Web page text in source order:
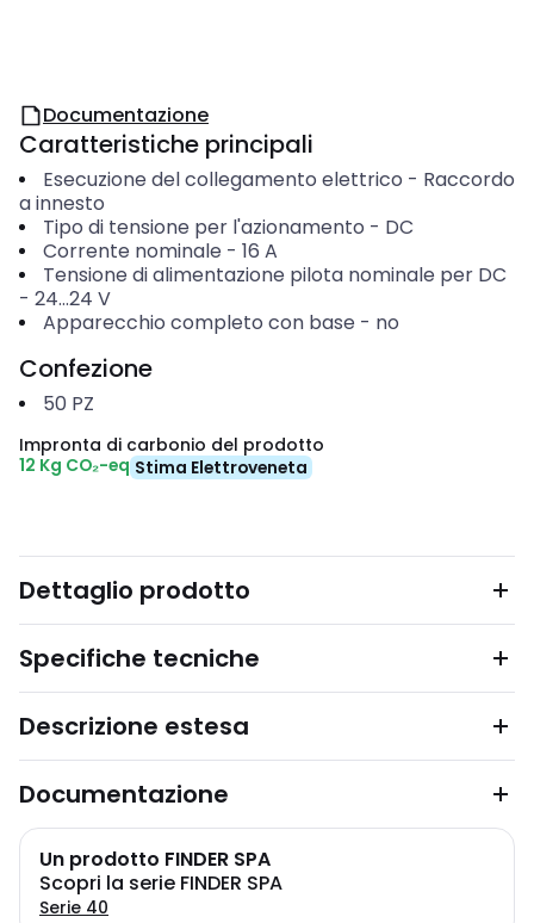
Documentazione
Caratteristiche principali
Esecuzione del collegamento elettrico - Raccordo
a innesto
Tipo di tensione per l'azionamento - DC
Corrente nominale - 16 A
Tensione di alimentazione pilota nominale per DC
- 24...24 V
Apparecchio completo con base - no
Confezione
50 PZ
Impronta di carbonio del prodotto
12 Kg CO₂-eq Stima Elettroveneta
Dettaglio prodotto
Specifiche tecniche
Descrizione estesa
Documentazione
Un prodotto FINDER SPA
Scopri la serie FINDER SPA
Serie 40